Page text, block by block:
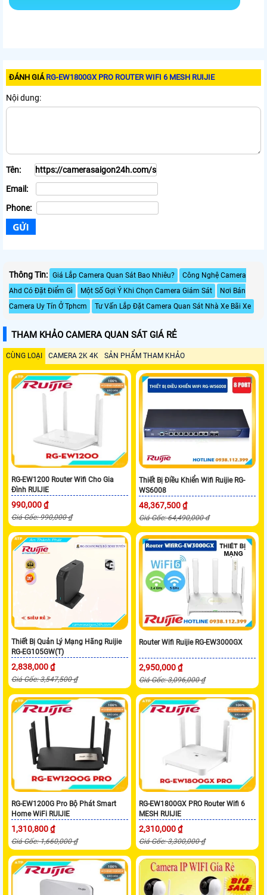
ĐÁNH GIÁ RG-EW1800GX PRO ROUTER WIFI 6 MESH RUIJIE
Nội dung:
Tên:
Email:
Phone:
Thông Tin: Giá Lắp Camera Quan Sát Bao Nhiêu?
Công Nghệ Camera
Ahd Có Đặt Điểm Gì
Một Số Gợi Ý Khi Chọn Camera Giám Sát
Nơi Bán
Camera Uy Tín Ở Tphcm
Tư Vấn Lắp Đặt Camera Quan Sát Nhà Xe Bãi Xe
THAM KHẢO CAMERA QUAN SÁT GIÁ RẺ
CÙNG LOẠI CAMERA 2K 4K SẢN PHẨM THAM KHẢO
RG-EW1200 Router Wifi Cho Gia
Đình RUIJIE
990,000 ₫
Giá Gốc: 990,000 ₫
Thiết Bị Điều Khiển Wifi Ruijie RG-
WS6008
48,367,500 ₫
Giá Gốc: 64,490,000 đ
Thiết Bị Quản Lý Mạng Hãng Ruijie
RG-EG105GW(T)
2,838,000 ₫
Giá Gốc: 3,547,500 ₫
Router Wifi Ruijie RG-EW3000GX
2,950,000 ₫
Giá Gốc: 3,096,000 ₫
RG-EW1200G Pro Bộ Phát Smart
Home WiFi RUIJIE
1,310,800 ₫
Giá Gốc: 1,660,000 ₫
RG-EW1800GX PRO Router Wifi 6
MESH RUIJIE
2,310,000 ₫
Giá Gốc: 3,300,000 ₫